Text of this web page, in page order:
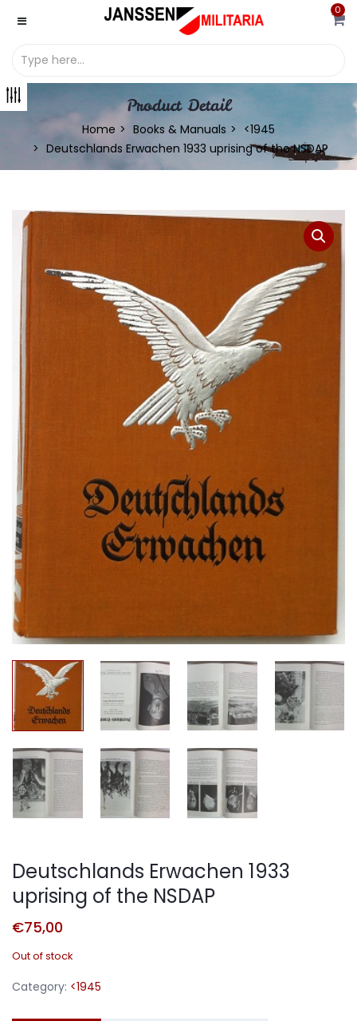
0
Product Detail
Home Books & Manuals
<1945
Deutschlands Erwachen 1933 uprising of the NSDAP
Deutschlands Erwachen 1933
uprising of the NSDAP
€75,00
Out of stock
Category: <1945